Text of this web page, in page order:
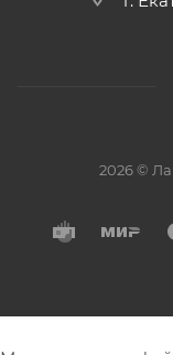
2026 ©